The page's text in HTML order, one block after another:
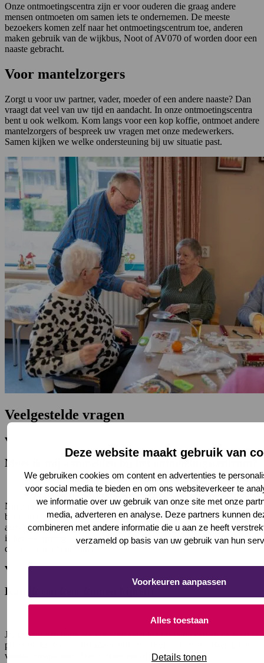
Deze website maakt gebruik van
We gebruiken cookies om content en advertenties te
voor social media te bieden en om ons websiteverkeer te
we informatie over uw gebruik van onze site met onze
media, adverteren en analyse. Deze partners kunnen
combineren met andere informatie die u aan ze heeft
verzameld op basis van uw gebruik van hun
Voorkeuren aanpassen
Alles toestaan
Details tonen
Onze ontmoetingscentra zijn er voor ouderen die graag andere
mensen ontmoeten om samen iets te ondernemen. De meeste
bezoekers komen zelf naar het ontmoetingscentrum toe, anderen
maken gebruik van de wijkbus, Noot of AV070 of worden door een
naaste gebracht.
Voor mantelzorgers
Zorgt u voor uw partner, vader, moeder of een andere naaste? Dan
vraagt dat veel van uw tijd en aandacht. In onze ontmoetingscentra
bent u ook welkom. Kom langs voor een kop koffie, ontmoet andere
mantelzorgers of bespreek uw vragen met onze medewerkers.
Samen kijken we welke ondersteuning bij uw situatie past.
Veelgestelde vragen
Moet ik mij aanmelden bij het ontmoetingscentrum?
Nee, u hoeft zich niet aan te melden bij het ontmoetingscentrum. U
bent altijd welkom voor een praatje en een kop koffie. Veel
activiteiten zijn ook op basis van inloop. Voor sommige activiteiten
is het wel prettig als we weten dat u mee wilt doen. Vraag er naar bij
de activiteitenbegeleider.
Kan ik een keer komen kijken?
Ja. U bent van harte welkom om eerst kennis te maken en de sfeer te
proeven. En vindt u het spannend om alleen te komen? Breng dan
vooral iemand mee. Het is gratis en vrijblijvend.